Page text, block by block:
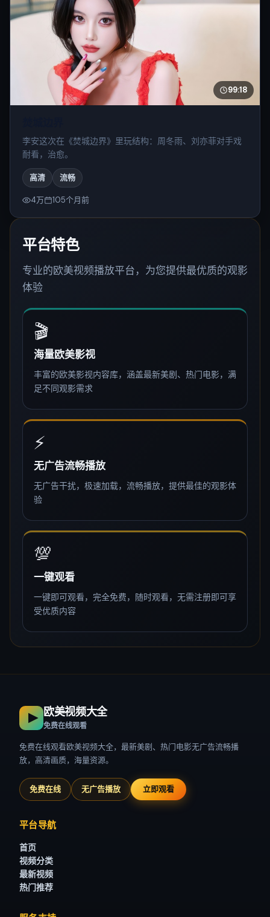
99:18
李安这次在《焚城边界》里玩结构：周冬雨、刘亦菲对手戏
耐看，治愈。
高清 流畅
4万 105个月前
平台特色
专业的欧美视频播放平台，为您提供最优质的观影
体验
🎬
海量欧美影视
丰富的欧美影视内容库，涵盖最新美剧、热门电影，满
足不同观影需求
⚡
无广告流畅播放
无广告干扰，极速加载，流畅播放，提供最佳的观影体
验
💯
一键观看
一键即可观看，完全免费，随时观看，无需注册即可享
受优质内容
欧美视频大全
免费在线观看
免费在线观看欧美视频大全，最新美剧、热门电影无广告流畅播
放，高清画质，海量资源。
免费在线 无广告播放 立即观看
平台导航
首页
视频分类
最新视频
热门推荐